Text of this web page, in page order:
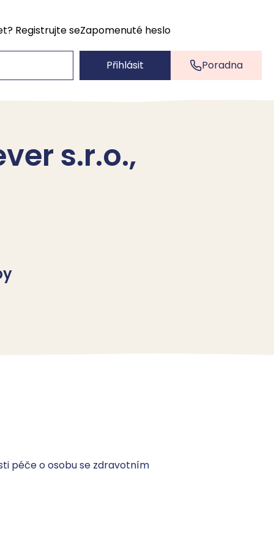
Poradna
Registrujte seZapomenuté heslo
Přihlásit
s.r.o.,
péče o osobu se zdravotním